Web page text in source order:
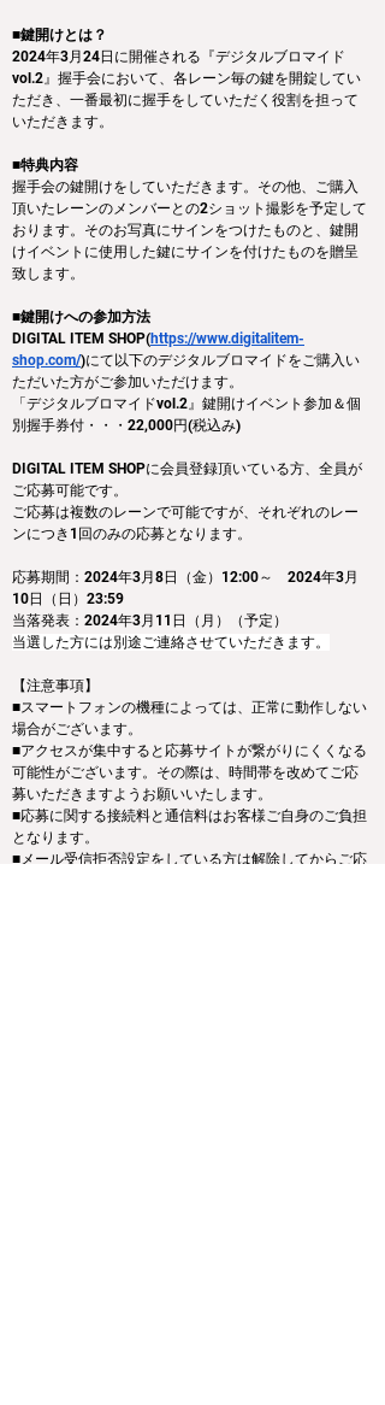
■鍵開けとは？
2024年3月24日に開催される『デジタルブロマイド
vol.2』握手会において、各レーン毎の鍵を開錠してい
ただき、一番最初に握手をしていただく役割を担って
いただきます。
■特典内容
握手会の鍵開けをしていただきます。その他、ご購入
頂いたレーンのメンバーとの2ショット撮影を予定して
おります。そのお写真にサインをつけたものと、鍵開
けイベントに使用した鍵にサインを付けたものを贈呈
致します。
■鍵開けへの参加方法
DIGITAL ITEM SHOP(https://www.digitalitem-
shop.com/)にて以下のデジタルブロマイドをご購入い
ただいた方がご参加いただけます。
「デジタルブロマイドvol.2』鍵開けイベント参加＆個
別握手券付・・・22,000円(税込み)
DIGITAL ITEM SHOPに会員登録頂いている方、全員が
ご応募可能です。
ご応募は複数のレーンで可能ですが、それぞれのレー
ンにつき1回のみの応募となります。
応募期間：2024年3月8日（金）12:00～　2024年3月
10日（日）23:59
当落発表：2024年3月11日（月）（予定）
当選した方には別途ご連絡させていただきます。
【注意事項】
■スマートフォンの機種によっては、正常に動作しない
場合がございます。
■アクセスが集中すると応募サイトが繋がりにくくなる
可能性がございます。その際は、時間帯を改めてご応
募いただきますようお願いいたします。
■応募に関する接続料と通信料はお客様ご自身のご負担
となります。
■メール受信拒否設定をしている方は解除してからご応